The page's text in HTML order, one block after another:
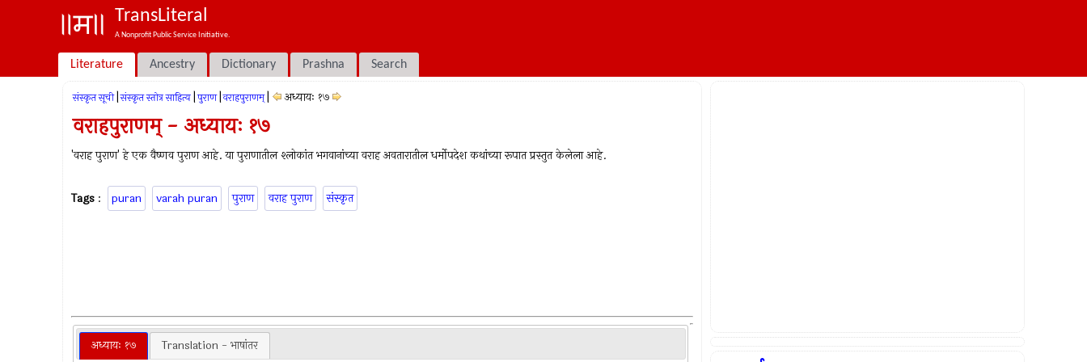
TransLiteral
A Nonprofit Public Service Initiative.
Literature Ancestry Dictionary Prashna Search
संस्कृत सूची संस्कृत स्तोत्र साहित्य पुराण वराहपुराणम् अध्यायः १७
वराहपुराणम् - अध्यायः १७
'वराह पुराण' हे एक वैष्णव पुराण आहे. या पुराणातील श्लोकांत भगवानांच्या वराह अवतारातील धर्मोपदेश कथांच्या रूपात प्रस्तुत केलेला आहे.
Tags : puran varah puran पुराण वराह पुराण संस्कृत
अध्यायः १७ Translation - भाषांतर